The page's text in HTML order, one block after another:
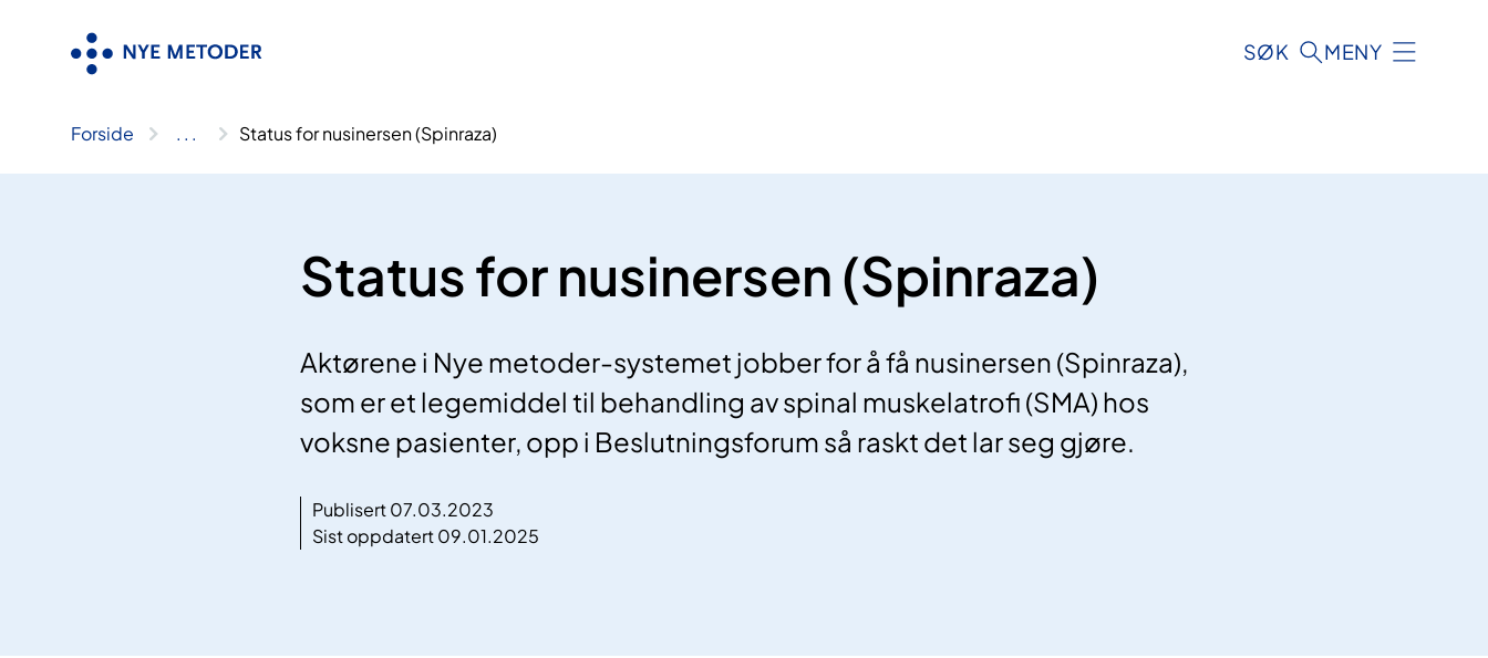
SØK MENY
Forside .. . Status for nusinersen (Spinraza)
Status for nusinersen (Spinraza)
Aktørene i Nye metoder-systemet jobber for å få nusinersen (Spinraza),
som er et legemiddel til behandling av spinal muskelatrofi (SMA) hos
voksne pasienter, opp i Beslutningsforum så raskt det lar seg gjøre.
Publisert 07.03.2023
Sist oppdatert 09.01.2025